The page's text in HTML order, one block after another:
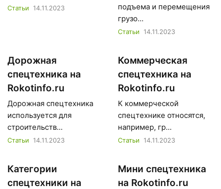
Статьи 14.11.2023
подъема и перемещения
грузо...
Статьи 14.11.2023
Дорожная
спецтехника на
Rokotinfo.ru
Дорожная спецтехника
используется для
строительств...
Статьи 14.11.2023
Коммерческая
спецтехника на
Rokotinfo.ru
К коммерческой
спецтехнике относятся,
например, гр...
Статьи 14.11.2023
Категории
спецтехники на
Мини спецтехника
на Rokotinfo.ru